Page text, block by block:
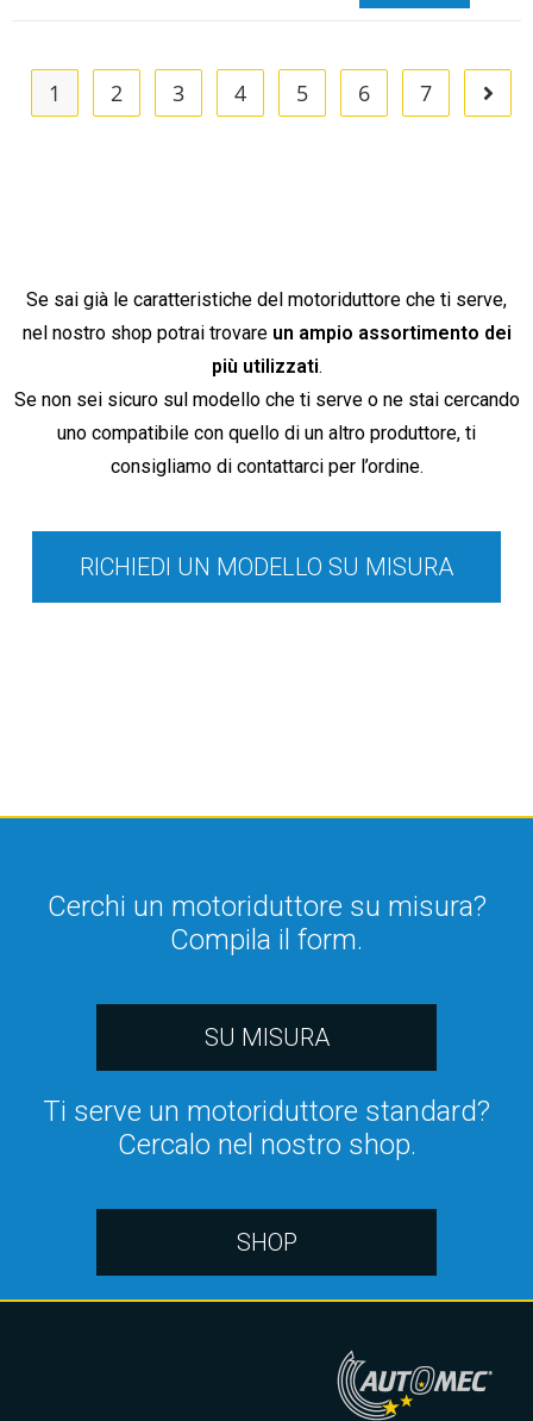
1 2 3 4 5 6 7
Se sai già le caratteristiche del motoriduttore che ti serve,
nel nostro shop potrai trovare un ampio assortimento dei
più utilizzati.
Se non sei sicuro sul modello che ti serve o ne stai cercando
uno compatibile con quello di un altro produttore, ti
consigliamo di contattarci per l’ordine.
RICHIEDI UN MODELLO SU MISURA
Cerchi un motoriduttore su misura?
Compila il form.
SU MISURA
Ti serve un motoriduttore standard?
Cercalo nel nostro shop.
SHOP